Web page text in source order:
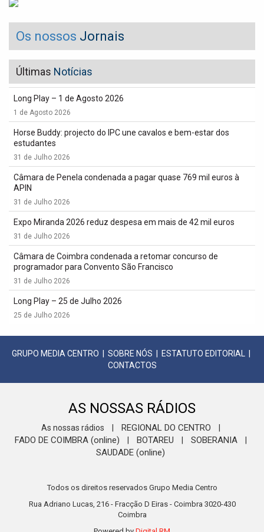
Os nossos Jornais
Últimas Notícias
Long Play – 1 de Agosto 2026
1 de Agosto 2026
Horse Buddy: projecto do IPC une cavalos e bem-estar dos
estudantes
31 de Julho 2026
Câmara de Penela condenada a pagar quase 769 mil euros à
APIN
31 de Julho 2026
Expo Miranda 2026 reduz despesa em mais de 42 mil euros
31 de Julho 2026
Câmara de Coimbra condenada a retomar concurso de
programador para Convento São Francisco
31 de Julho 2026
Long Play – 25 de Julho 2026
25 de Julho 2026
GRUPO MEDIA CENTRO SOBRE NÓS ESTATUTO EDITORIAL
CONTACTOS
AS NOSSAS RÁDIOS
As nossas rádios REGIONAL DO CENTRO
FADO DE COIMBRA (online) BOTAREU SOBERANIA
SAUDADE (online)
Todos os direitos reservados Grupo Media Centro
Rua Adriano Lucas, 216 - Fracção D Eiras - Coimbra 3020-430
Coimbra